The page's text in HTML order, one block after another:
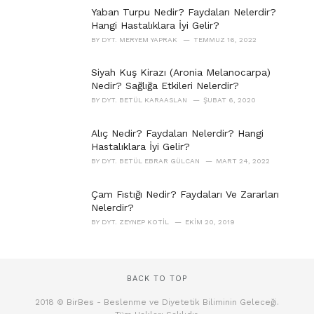
Yaban Turpu Nedir? Faydaları Nelerdir?
Hangi Hastalıklara İyi Gelir?
BY DYT. MERYEM YAPRAK TEMMUZ 16, 2022
Siyah Kuş Kirazı (Aronia Melanocarpa)
Nedir? Sağlığa Etkileri Nelerdir?
BY DYT. BETÜL KARAASLAN ŞUBAT 6, 2020
Alıç Nedir? Faydaları Nelerdir? Hangi
Hastalıklara İyi Gelir?
BY DYT. BETÜL EBRAR GÜLCAN MART 24, 2022
Çam Fıstığı Nedir? Faydaları Ve Zararları
Nelerdir?
BY DYT. ZEYNEP KOTIL EKIM 20, 2019
BACK TO TOP
2018 © BirBes - Beslenme ve Diyetetik Biliminin Geleceği.